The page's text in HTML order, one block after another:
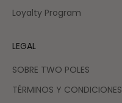
Loyalty Program
LEGAL
SOBRE TWO POLES
TÉRMINOS Y CONDICIONES